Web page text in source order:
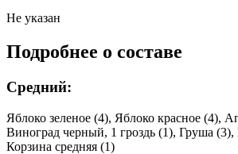
Не указан
Подробнее о составе
Средний:
Яблоко зеленое (4), Яблоко красное (4),
Виноград черный, 1 гроздь (1), Груша
Корзина средняя (1)